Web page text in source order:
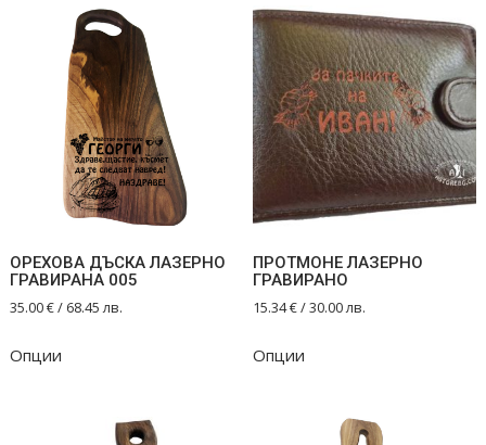
ОРЕХОВА ДЪСКА ЛАЗЕРНО
ГРАВИРАНА 005
35.00€/ 68.45 лв.
Опции
ПРОТМОНЕ ЛАЗЕРНО
ГРАВИРАНО
15.34€/ 30.00 лв.
Опции